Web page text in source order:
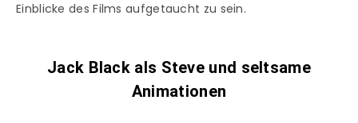
Einblicke des Films aufgetaucht zu sein.
Jack Black als Steve und seltsame
Animationen